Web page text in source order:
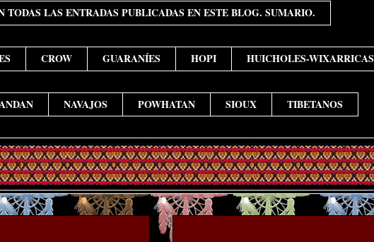
TODAS LAS ENTRADAS PUBLICADAS EN ESTE BLOG. SUMARIO.
CROW GUARANÍES HOPI HUICHOLES-WIXARRICAS
NAVAJOS POWHATAN SIOUX TIBETANOS